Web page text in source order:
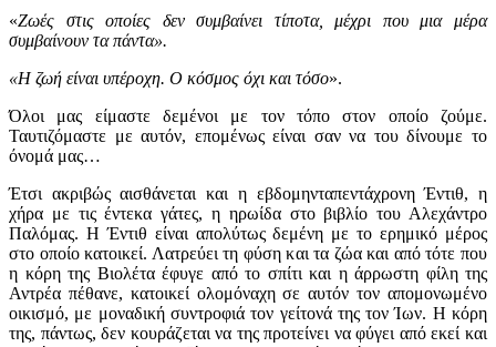
«Ζωές στις οποίες δεν συμβαίνει τίποτα, μέχρι που μια μέρα
συμβαίνουν τα πάντα».
«Η ζωή είναι υπέροχη. Ο κόσμος όχι και τόσο».
Όλοι μας είμαστε δεμένοι με τον τόπο στον οποίο ζούμε.
Ταυτιζόμαστε με αυτόν, επομένως είναι σαν να του δίνουμε το
όνομά μας…
Έτσι ακριβώς αισθάνεται και η εβδομηνταπεντάχρονη Έντιθ, η
χήρα με τις έντεκα γάτες, η ηρωίδα στο βιβλίο του Αλεχάντρο
Παλόμας. Η Έντιθ είναι απολύτως δεμένη με το ερημικό μέρος
στο οποίο κατοικεί. Λατρεύει τη φύση και τα ζώα και από τότε που
η κόρη της Βιολέτα έφυγε από το σπίτι και η άρρωστη φίλη της
Αντρέα πέθανε, κατοικεί ολομόναχη σε αυτόν τον απομονωμένο
οικισμό, με μοναδική συντροφιά τον γείτονά της τον Ίων. Η κόρη
της, πάντως, δεν κουράζεται να της προτείνει να φύγει από εκεί και